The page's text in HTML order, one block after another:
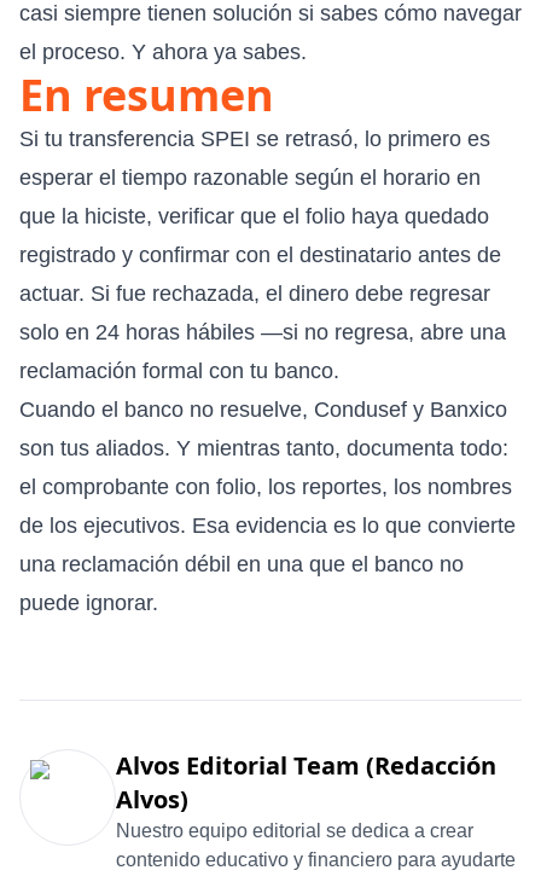
casi siempre tienen solución si sabes cómo navegar
el proceso. Y ahora ya sabes.
En resumen
Si tu transferencia SPEI se retrasó, lo primero es
esperar el tiempo razonable según el horario en
que la hiciste, verificar que el folio haya quedado
registrado y confirmar con el destinatario antes de
actuar. Si fue rechazada, el dinero debe regresar
solo en 24 horas hábiles —si no regresa, abre una
reclamación formal con tu banco.
Cuando el banco no resuelve, Condusef y Banxico
son tus aliados. Y mientras tanto, documenta todo:
el comprobante con folio, los reportes, los nombres
de los ejecutivos. Esa evidencia es lo que convierte
una reclamación débil en una que el banco no
puede ignorar.
Alvos Editorial Team (Redacción
Alvos)
Nuestro equipo editorial se dedica a crear
contenido educativo y financiero para ayudarte